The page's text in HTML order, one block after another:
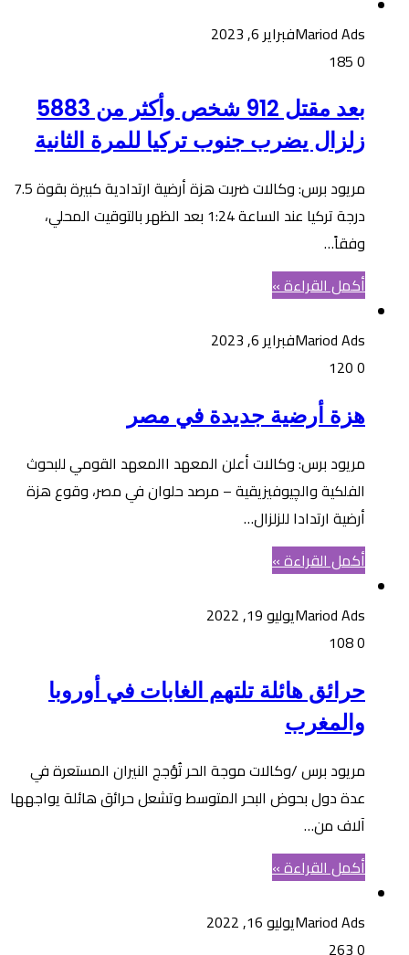
Mariod Adsفبراير 6, 2023
0
بعد مقتل 912 شخص وأكثر من 5883
زلزال يضرب جنوب تركيا للمرة الثانية
مريود برس: وكالات ضربت هزة أرضية ارتدادية كبيرة بقوة 7.5
درجة تركيا عند الساعة 1:24 بعد الظهر بالتوقيت المحلي،
وفقاً…
أكمل القراءة »
Mariod Adsفبراير 6, 2023
0
هزة أرضية جديدة في مصر
مريود برس: وكالات أعلن المعهد االمعهد القومي للبحوث
الفلكية والچيوفيزيقية – مرصد حلوان في مصر، وقوع هزة
أرضية ارتدادا للزلزال…
أكمل القراءة »
Mariod Adsيوليو 19, 2022
0
حرائق هائلة تلتهم الغابات في أوروبا
والمغرب
مريود برس /وكالات موجة الحر تُؤجج النيران المستعرة في
عدة دول بحوض البحر المتوسط وتشعل حرائق هائلة يواجهها
آلاف من…
أكمل القراءة »
Mariod Adsيوليو 16, 2022
0